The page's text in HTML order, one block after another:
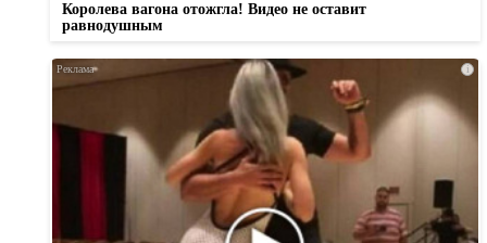
Королева вагона отожгла! Видео не оставит
равнодушным
i